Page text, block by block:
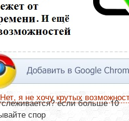
Посылка от 13 ноября. Как
или нет?
если больше 10
спор
Нет, я не хочу крутых